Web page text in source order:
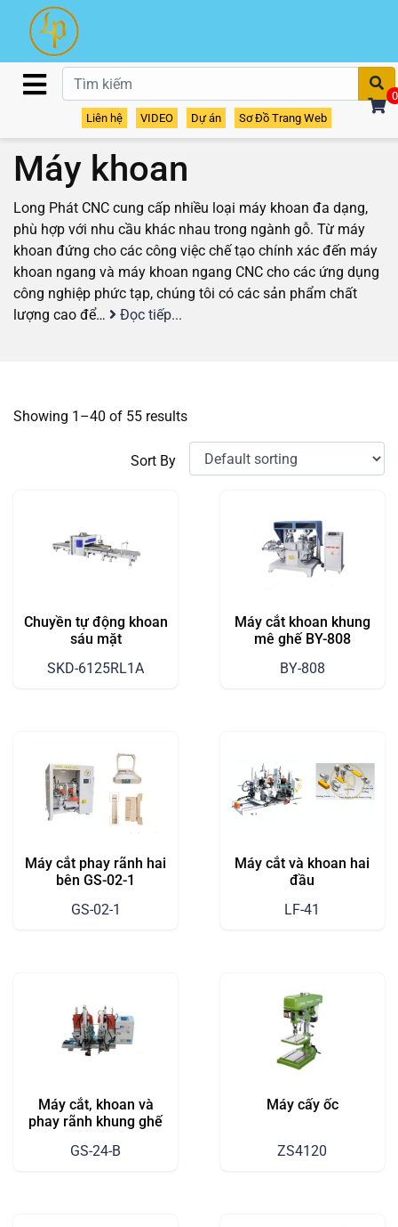
Liên hệ VIDEO Dự án Sơ Đồ Trang Web
0
Sản phẩm / Máy khoan
Máy khoan
Long Phát CNC cung cấp nhiều loại máy khoan đa dạng,
phù hợp với nhu cầu khác nhau trong ngành gỗ. Từ máy
khoan đứng cho các công việc chế tạo chính xác đến máy
khoan ngang và máy khoan ngang CNC cho các ứng dụng
công nghiệp phức tạp, chúng tôi có các sản phẩm chất
lượng cao để…
Đọc tiếp...
Showing 1–40 of 55 results
Sort By
Chuyền tự động khoan
sáu mặt
SKD-6125RL1A
Máy cắt khoan khung
mê ghế BY-808
BY-808
Máy cắt phay rãnh hai
bên GS-02-1
GS-02-1
Máy cắt và khoan hai
đầu
LF-41
Máy cắt, khoan và
phay rãnh khung ghế
GS-24-B
Máy cấy ốc
ZS4120